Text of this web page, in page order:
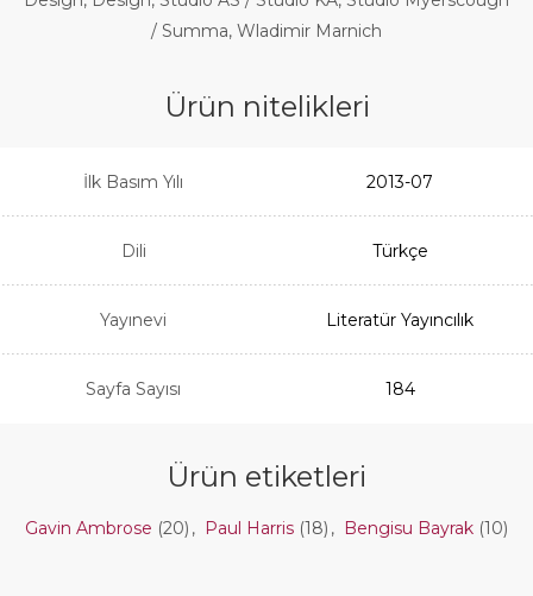
/ Summa, Wladimir Marnich
Ürün nitelikleri
İlk Basım Yılı 2013-07
Dili Türkçe
Yayınevi Literatür Yayıncılık
Sayfa Sayısı 184
Ürün etiketleri
Gavin Ambrose (20) , Paul Harris (18) , Bengisu Bayrak (10)